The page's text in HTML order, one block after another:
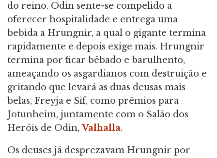
do reino. Odin sente-se compelido a
oferecer hospitalidade e entrega uma
bebida a Hrungnir, a qual o gigante termina
rapidamente e depois exige mais. Hrungnir
termina por ficar bêbado e barulhento,
ameaçando os asgardianos com destruição e
gritando que levará as duas deusas mais
belas, Freyja e Sif, como prêmios para
Jotunheim, juntamente com o Salão dos
Heróis de Odin,Valhalla.
Os deuses já desprezavam Hrungnir por